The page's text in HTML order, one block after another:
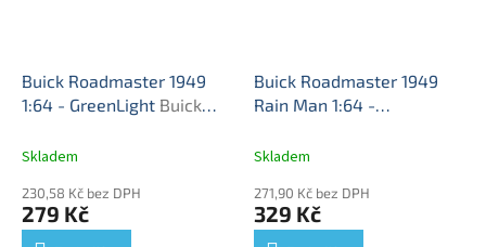
Buick Roadmaster 1949
1:64 - GreenLight Buick
model auta 1/64
Skladem
230,58 Kč bez DPH
279 Kč
Buick Roadmaster 1949
Rain Man 1:64 -
Roadmaster 1949 Rain
model 1/64
Skladem
271,90 Kč bez DPH
329 Kč